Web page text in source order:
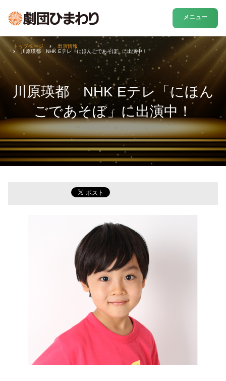
メニュー
川原瑛都 NHK Eテレ「にほん
ごであそぼ」に出演中！
トップページ
出演情報
川原瑛都 NHK Eテレ「にほんごであそぼ」に出演中！